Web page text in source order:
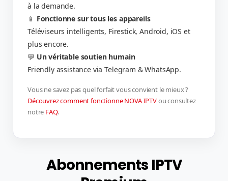
à la demande.
📱 Fonctionne sur tous les appareils
Téléviseurs intelligents, Firestick, Android, iOS et
plus encore.
💬 Un véritable soutien humain
Friendly assistance via Telegram & WhatsApp.
Vous ne savez pas quel forfait vous convient le mieux ?
Découvrez comment fonctionne NOVA IPTVou consultez
notre FAQ.
Abonnements IPTV